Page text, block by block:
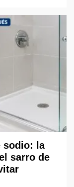
sodio: la
sarro de